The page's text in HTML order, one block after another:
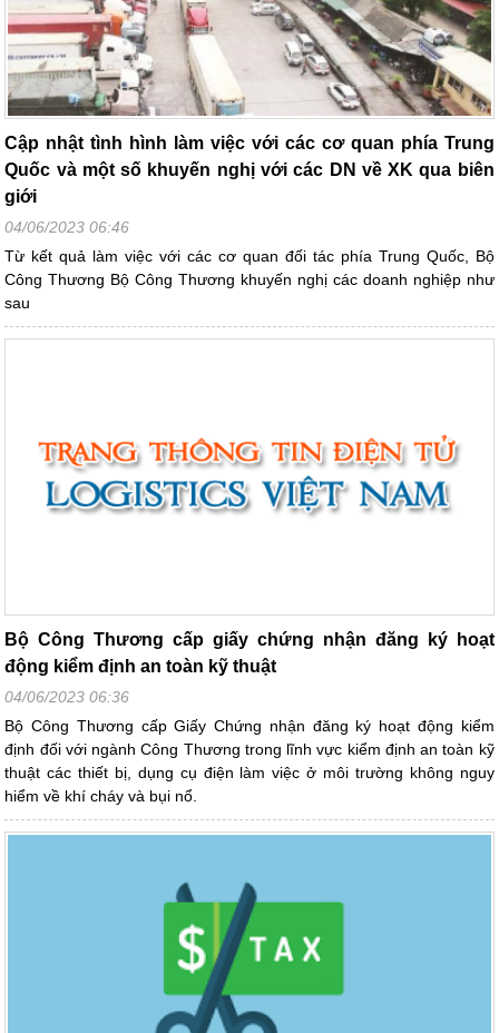
Cập nhật tình hình làm việc với các cơ quan phía Trung
Quốc và một số khuyến nghị với các DN về XK qua biên
giới
04/06/2023 06:46
Từ kết quả làm việc với các cơ quan đối tác phía Trung Quốc, Bộ
Công Thương Bộ Công Thương khuyến nghị các doanh nghiệp như
sau
Bộ Công Thương cấp giấy chứng nhận đăng ký hoạt
động kiểm định an toàn kỹ thuật
04/06/2023 06:36
Bộ Công Thương cấp Giấy Chứng nhận đăng ký hoạt động kiểm
định đối với ngành Công Thương trong lĩnh vực kiểm định an toàn kỹ
thuật các thiết bị, dụng cụ điện làm việc ở môi trường không nguy
hiểm về khí cháy và bụi nổ.